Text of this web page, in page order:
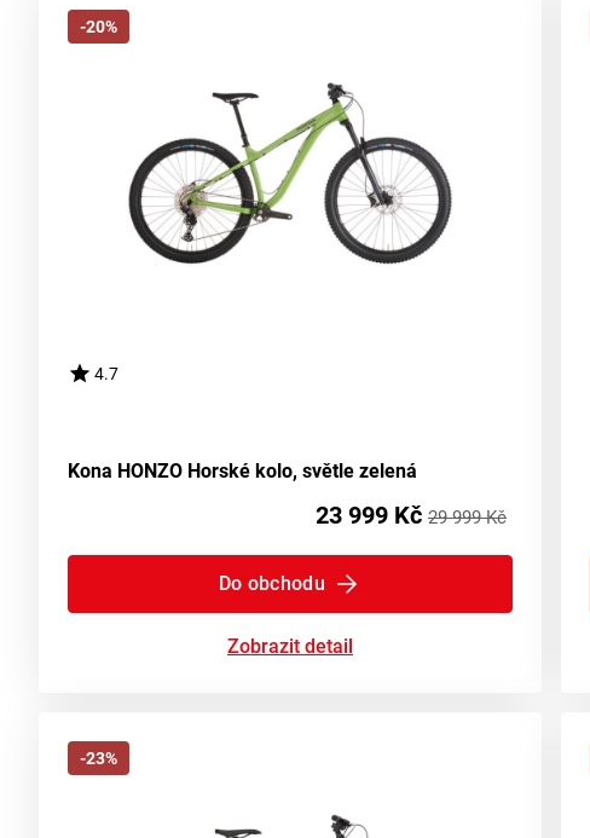
-20%
4.7
Kona HONZO Horské kolo, světle zelená
23 999 Kč 29 999 Kč
Do obchodu
Zobrazit detail
-23%